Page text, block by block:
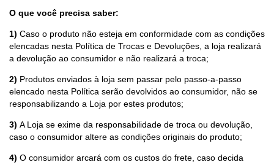
O que você precisa saber:
1) Caso o produto não esteja em conformidade com as condições
elencadas nesta Política de Trocas e Devoluções, a loja realizará
a devolução ao consumidor e não realizará a troca;
2) Produtos enviados à loja sem passar pelo passo-a-passo
elencado nesta Política serão devolvidos ao consumidor, não se
responsabilizando a Loja por estes produtos;
3) A Loja se exime da responsabilidade de troca ou devolução,
caso o consumidor altere as condições originais do produto;
4) O consumidor arcará com os custos do frete, caso decida